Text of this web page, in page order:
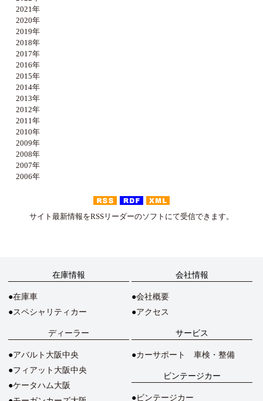
2021年
2020年
2019年
2018年
2017年
2016年
2015年
2014年
2013年
2012年
2011年
2010年
2009年
2008年
2007年
2006年
サイト最新情報をRSSリーダーのソフトにて受信できます。
在庫情報
在庫車
スペシャリティカー
会社情報
会社概要
アクセス
ディーラー
アバルト大阪中央
フィアット大阪中央
ケータハム大阪
サービス
カーサポート 車検・整備
ビンテージカー
ビンテージカー